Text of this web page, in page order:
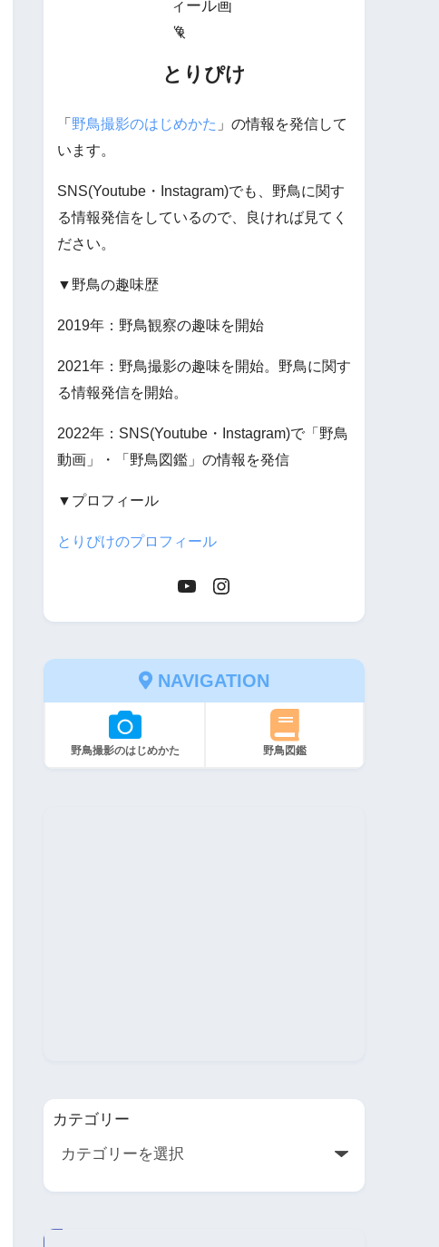
とりぴけ
「 野鳥撮影のはじめかた 」の情報を発信して
います。
SNS(Youtube・Instagram)でも、野鳥に関す
る情報発信をしているので、良ければ見てく
ださい。
▼野鳥の趣味歴
2019年：野鳥観察の趣味を開始
2021年：野鳥撮影の趣味を開始。野鳥に関す
る情報発信を開始。
2022年：SNS(Youtube・Instagram)で「野鳥
動画」・「野鳥図鑑」の情報を発信
▼プロフィール
とりぴけのプロフィール
NAVIGATION
野鳥撮影のはじめかた 野鳥図鑑
カテゴリー